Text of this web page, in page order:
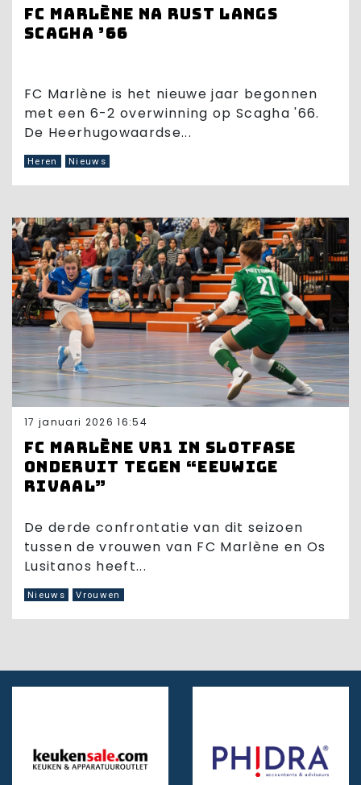
FC Marlène na rust langs
Scagha ’66
FC Marlène is het nieuwe jaar begonnen
met een 6-2 overwinning op Scagha '66.
De Heerhugowaardse...
Heren Nieuws
17 januari 2026 16:54
FC Marlène VR1 in slotfase
onderuit tegen “eeuwige
rivaal”
De derde confrontatie van dit seizoen
tussen de vrouwen van FC Marlène en Os
Lusitanos heeft...
Nieuws Vrouwen